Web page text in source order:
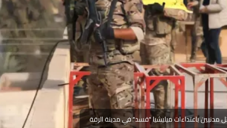
باعتداءات ميليشيا "قسد" في مدينة الرقة